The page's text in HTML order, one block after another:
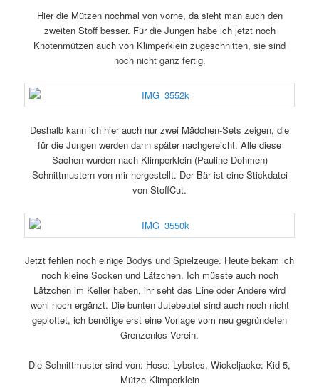
Hier die Mützen nochmal von vorne, da sieht man auch den
zweiten Stoff besser. Für die Jungen habe ich jetzt noch
Knotenmützen auch von Klimperklein zugeschnitten, sie sind
noch nicht ganz fertig.
Deshalb kann ich hier auch nur zwei Mädchen-Sets zeigen, die
für die Jungen werden dann später nachgereicht. Alle diese
Sachen wurden nach Klimperklein (Pauline Dohmen)
Schnittmustern von mir hergestellt. Der Bär ist eine Stickdatei
von StoffCut.
Jetzt fehlen noch einige Bodys und Spielzeuge. Heute bekam ich
noch kleine Socken und Lätzchen. Ich müsste auch noch
Lätzchen im Keller haben, ihr seht das Eine oder Andere wird
wohl noch ergänzt. Die bunten Jutebeutel sind auch noch nicht
geplottet, ich benötige erst eine Vorlage vom neu gegründeten
Grenzenlos Verein.
Die Schnittmuster sind von: Hose: Lybstes, Wickeljacke: Kid 5,
Mütze Klimperklein